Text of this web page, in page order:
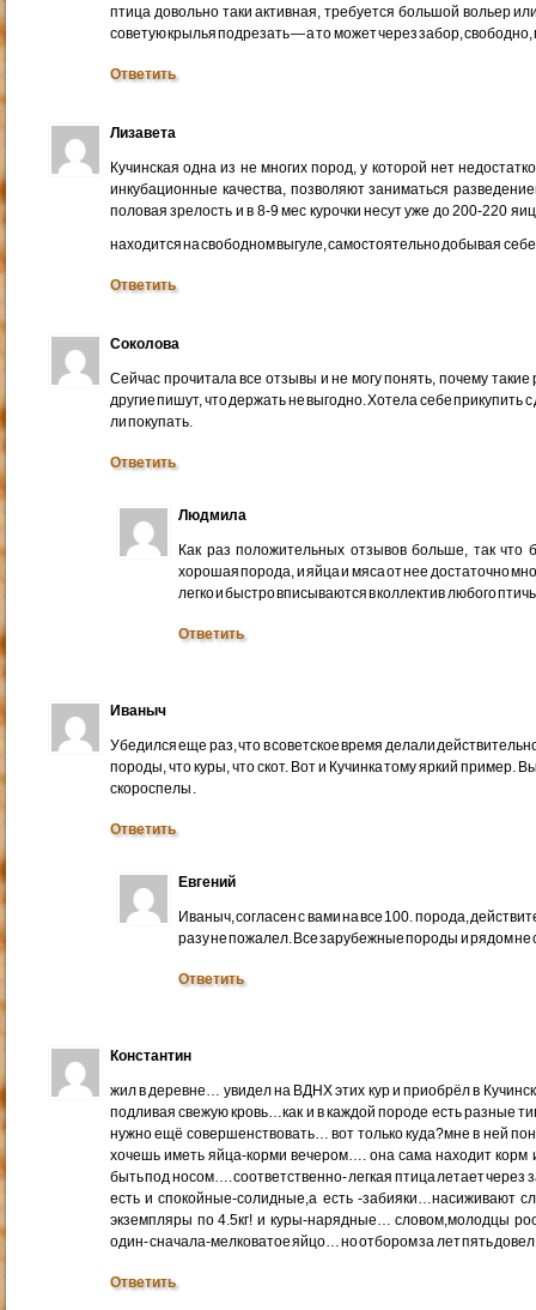
птица довольно таки активная, требуется большой вольер
советую крылья подрезать — а то может через забор,
Ответить
Лизавета
Кучинская одна из не многих пород, у которой нет
инкубационные качества, позволяют заниматься
половая зрелость и в 8-9 мес курочки несут уже до 200-220
находится на свободном выгуле, самостоятельно добывая
Ответить
Соколова
Сейчас прочитала все отзывы и не могу понять, почему
другие пишут, что держать не выгодно. Хотела себе прикупить
ли покупать.
Ответить
Людмила
Как раз положительных отзывов больше, так что
хорошая порода, и яйца и мяса от нее достаточно
легко и быстро вписываются в коллектив любого
Ответить
Иваныч
Убедился еще раз, что в советское время делали
породы, что куры, что скот. Вот и Кучинка тому яркий пример.
скороспелы .
Ответить
Евгений
Иваныч, согласен с вами на все 100. порода,
разу не пожалел. Все зарубежные породы и рядом не
Ответить
Константин
жил в деревне… увидел на ВДНХ этих кур и приобрёл в
подливая свежую кровь…как и в каждой породе есть разные
нужно ещё совершенствовать… вот только куда?мне в ней
хочешь иметь яйца-корми вечером…. она сама находит
быть под носом…. соответственно- легкая птица летает
есть и спокойные-солидные,а есть -забияки…насиживают
экземпляры по 4.5кг! и куры-нарядные… словом,молодцы
один- сначала-мелковатое яйцо… но отбором за лет пять
Ответить